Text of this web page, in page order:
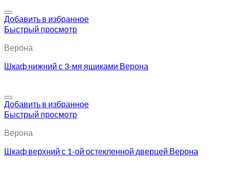
Добавить в избранное
Быстрый просмотр
Верона
Шкаф нижний с 3-мя ящиками Верона
Добавить в избранное
Быстрый просмотр
Верона
Шкаф верхний с 1-ой остекленной дверцей Верона